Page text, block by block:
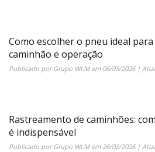
Como escolher o pneu ideal
caminhão e operação
Publicado porGrupo WLMem 06/03/2026|
Rastreamento de caminhões:
é indispensável
Publicado porGrupo WLMem26/02/2026|